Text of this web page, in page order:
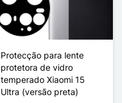
Protecção para lente
protetora de vidro
temperado Xiaomi 15
Ultra (versão preta)